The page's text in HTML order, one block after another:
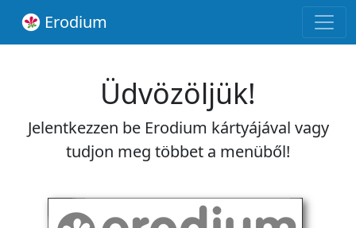
Erodium
Üdvözöljük!
Jelentkezzen be Erodium kártyájával vagy
tudjon meg többet a menüből!